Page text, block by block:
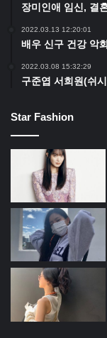
장미인애 임신, 결
2022.03.13 12:20:01
배우 신구 건강 악
2022.03.08 15:32:29
구준엽 서희원(쉬
Star Fashion